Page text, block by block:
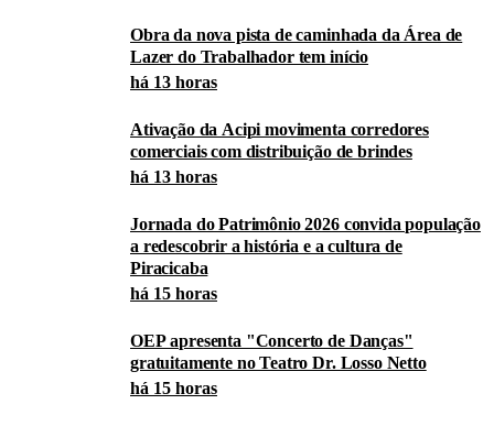
Obra da nova pista de caminhada da Área de
Lazer do Trabalhador tem início
há 13 horas
Ativação da Acipi movimenta corredores
comerciais com distribuição de brindes
há 13 horas
Jornada do Patrimônio 2026 convida população
a redescobrir a história e a cultura de
Piracicaba
há 15 horas
OEP apresenta "Concerto de Danças"
gratuitamente no Teatro Dr. Losso Netto
há 15 horas